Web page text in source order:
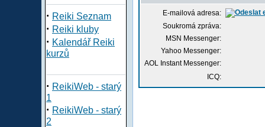
· Reiki Seznam
· Reiki kluby
· Kalendář Reiki
kurzů
· ReikiWeb - starý
1
· ReikiWeb - starý
2
E-mailová adresa:
Soukromá zpráva:
MSN Messenger:
Yahoo Messenger:
AOL Instant Messenger:
ICQ: